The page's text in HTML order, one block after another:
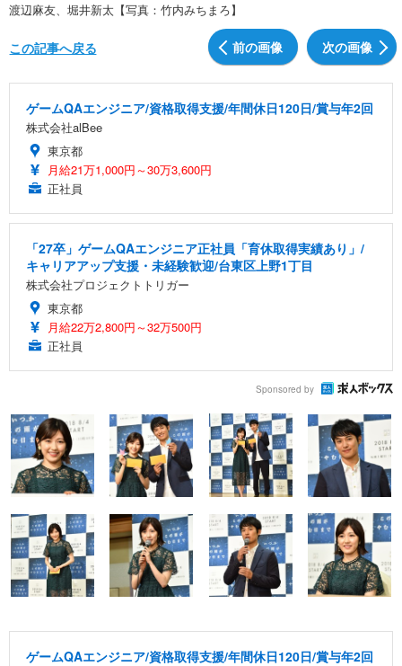
渡辺麻友、堀井新太【写真：竹内みちまろ】
前の画像 次の画像
この記事へ戻る
ゲームQAエンジニア/資格取得支援/年間休日120日/賞与年2回
株式会社alBee
東京都
月給21万1,000円～30万3,600円
正社員
「27卒」ゲームQAエンジニア正社員「育休取得実績あり」/
キャリアアップ支援・未経験歓迎/台東区上野1丁目
株式会社プロジェクトトリガー
東京都
月給22万2,800円～32万500円
正社員
Sponsored by
ゲームQAエンジニア/資格取得支援/年間休日120日/賞与年2回